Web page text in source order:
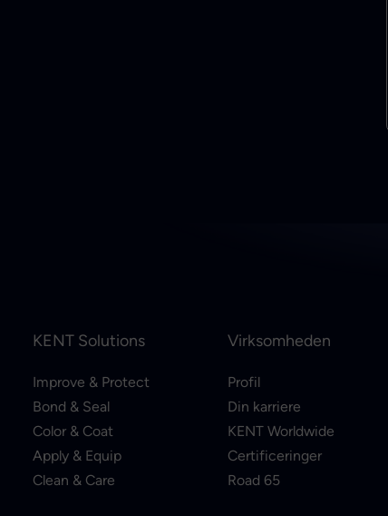
KENT Solutions
Improve & Protect
Bond & Seal
Color & Coat
Apply & Equip
Clean & Care
Virksomheden
Profil
Din karriere
KENT Worldwide
Certificeringer
Road 65